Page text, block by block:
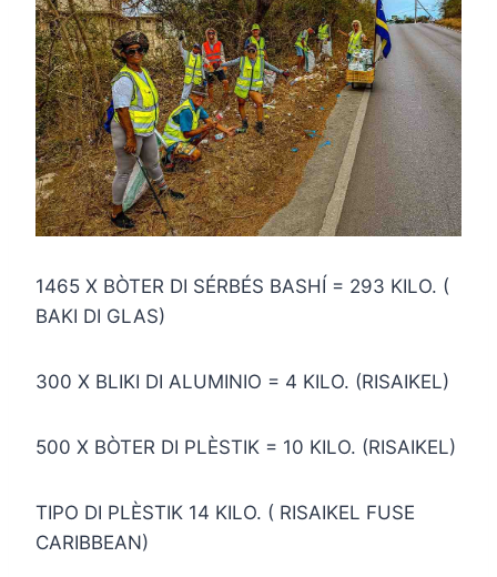
1465 X BÒTER DI SÉRBÉS BASHÍ = 293 KILO. (
BAKI DI GLAS)
300 X BLIKI DI ALUMINIO = 4 KILO. (RISAIKEL)
500 X BÒTER DI PLÈSTIK = 10 KILO. (RISAIKEL)
TIPO DI PLÈSTIK 14 KILO. ( RISAIKEL FUSE
CARIBBEAN)